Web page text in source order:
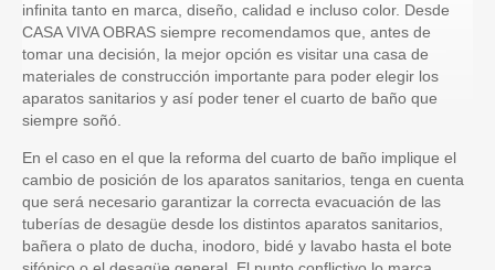
infinita tanto en marca, diseño, calidad e incluso color. Desde
CASA VIVA OBRAS siempre recomendamos que, antes de
tomar una decisión, la mejor opción es visitar una casa de
materiales de construcción importante para poder elegir los
aparatos sanitarios y así poder tener el cuarto de baño que
siempre soñó.
En el caso en el que la reforma del cuarto de baño implique el
cambio de posición de los aparatos sanitarios, tenga en cuenta
que será necesario garantizar la correcta evacuación de las
tuberías de desagüe desde los distintos aparatos sanitarios,
bañera o plato de ducha, inodoro, bidé y lavabo hasta el bote